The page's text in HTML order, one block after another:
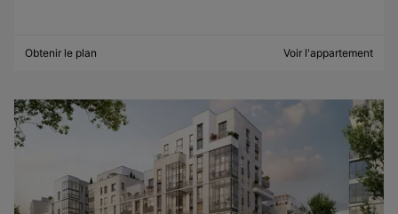
Obtenir le plan Voir l'appartement